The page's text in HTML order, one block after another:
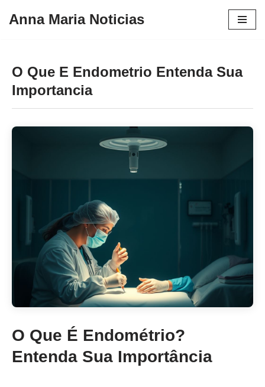
conteúdo
Anna Maria Noticias
O Que E Endometrio Entenda Sua
Importancia
O Que É Endométrio?
Entenda Sua Importância